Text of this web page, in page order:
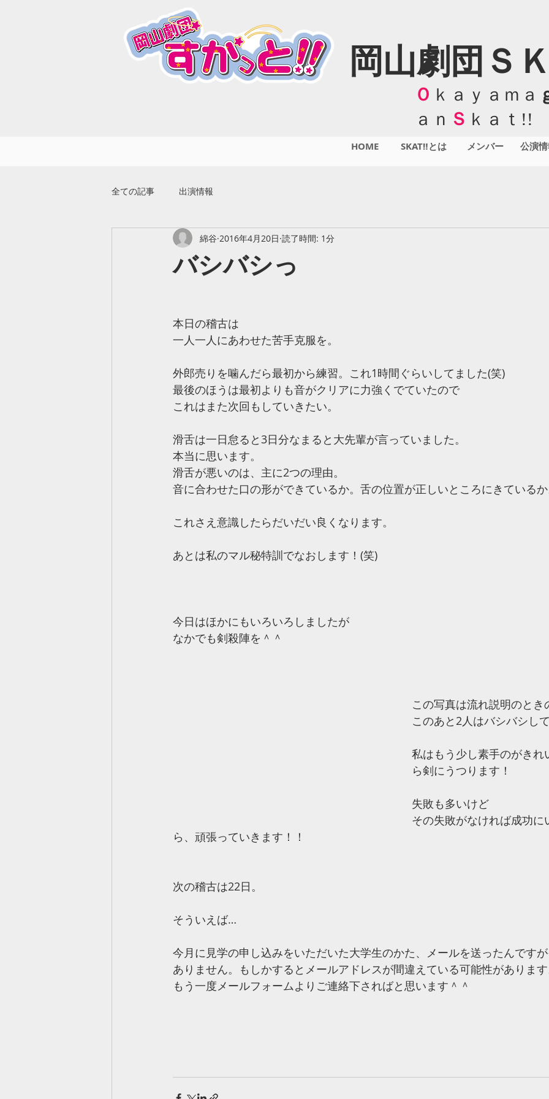
岡山劇団Ｓ
Ｏ ｋａｙａｍａ
ａｎ Ｓ ｋａｔ!!
HOME SKAT‼とは メンバー 公演
全ての記事 出演情報
バシバシっ
綿谷 2016年4月20日 読了時間: 1分
本日の稽古は
一人一人にあわせた苦手克服を。
外郎売りを噛んだら最初から練習。これ1時間ぐらいしてました(笑)
最後のほうは最初よりも音がクリアに力強くでていたので
これはまた次回もしていきたい。
滑舌は一日怠ると3日分なまると大先輩が言っていました。
本当に思います。
滑舌が悪いのは、主に2つの理由。
音に合わせた口の形ができているか。舌の位置が正しいところにきている
これさえ意識したらだいだい良くなります。
あとは私のマル秘特訓でなおします！(笑)
今日はほかにもいろいろしましたが
なかでも剣殺陣を＾＾
この写真は流れ説明のとき
このあと2人はバシバシし
私はもう少し素手のがきれ
ら剣にうつります！
失敗も多いけど
その失敗がなければ成功に
ら、頑張っていきます！！
次の稽古は22日。
そういえば…
今月に見学の申し込みをいただいた大学生のかた、メールを送ったんです
ありません。もしかするとメールアドレスが間違えている可能性がありま
もう一度メールフォームよりご連絡下さればと思います＾＾